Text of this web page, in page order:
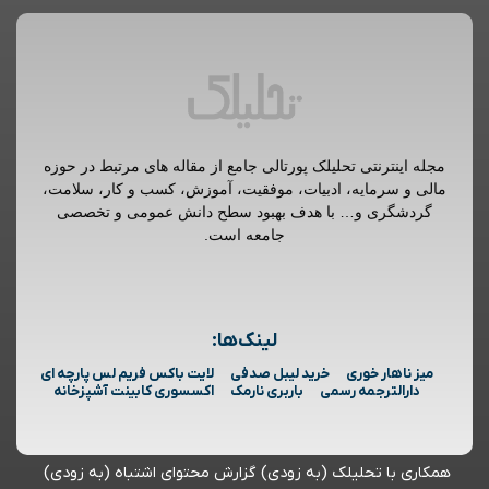
مجله اینترنتی تحلیلک پورتالی جامع از مقاله های مرتبط در حوزه
مالی و سرمایه، ادبیات، موفقیت، آموزش، کسب و کار، سلامت،
گردشگری و… با هدف بهبود سطح دانش عمومی و تخصصی
جامعه است.
لینک‌ها:
میز ناهار خوری خرید لیبل صدفی
لایت باکس فریم لس پارچه ای
دارالترجمه رسمی
باربری نارمک اکسسوری کابینت آشپزخانه
همکاری با تحلیلک (به زودی) گزارش محتوای اشتباه (به زودی)